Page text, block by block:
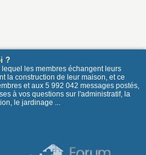
?
les membres échangent leurs
la construction de leur maison, et ce
et aux 5 992 042 messages postés,
à vos questions sur l'administratif, la
le jardinage ...